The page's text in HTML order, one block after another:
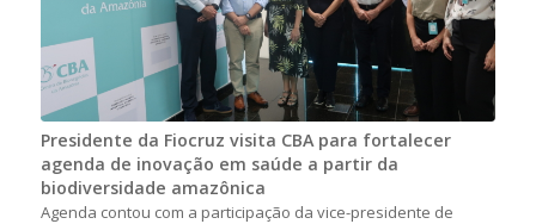
Presidente da Fiocruz visita CBA para fortalecer
agenda de inovação em saúde a partir da
biodiversidade amazônica
Agenda contou com a participação da vice-presidente de